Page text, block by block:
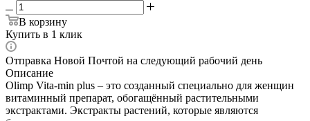
В корзину
Купить в 1 клик
Отправка Новой Почтой на следующий рабочий день
Описание
Olimp Vita-min plus – это созданный специально для женщин
витаминный препарат, обогащённый растительными
экстрактами. Экстракты растений, которые являются